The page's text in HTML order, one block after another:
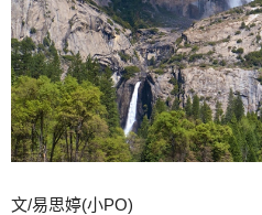
文/易思婷(小PO)